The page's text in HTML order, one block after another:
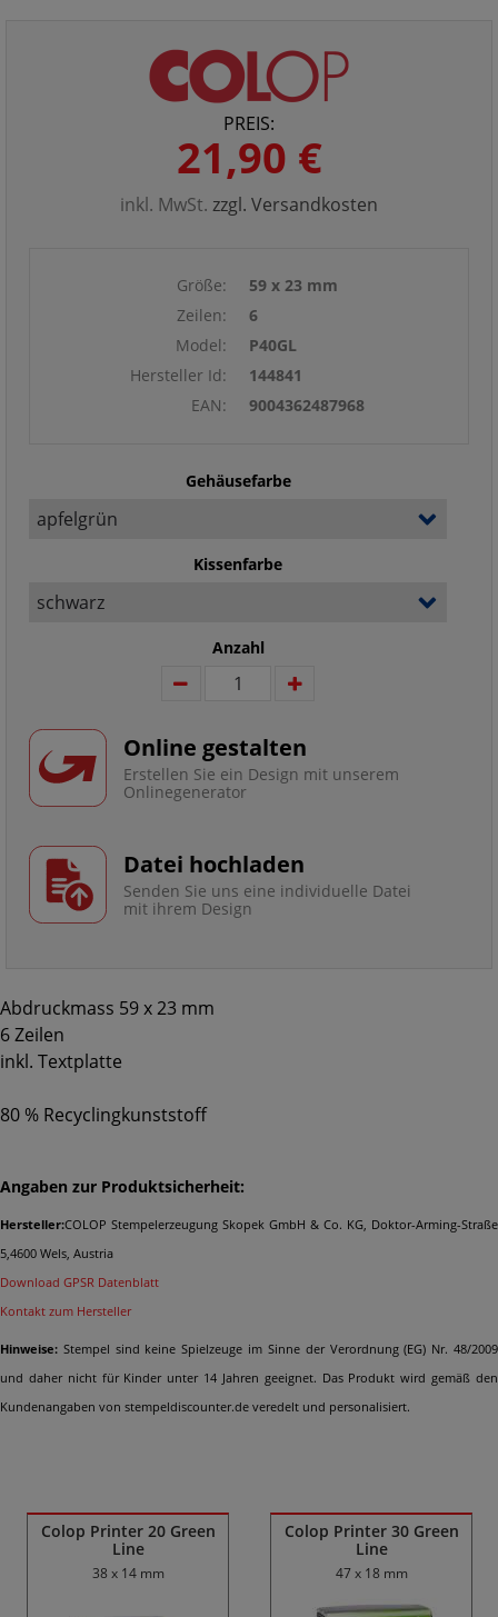
PREIS:
21,90 €
inkl. MwSt. zzgl. Versandkosten
Größe:
59 x 23 mm
Zeilen:
6
Model:
P40GL
Hersteller Id:
144841
EAN:
9004362487968
Gehäusefarbe
Kissenfarbe
Anzahl
Online gestalten
Erstellen Sie ein Design mit unserem
Onlinegenerator
Datei hochladen
Senden Sie uns eine individuelle Datei
mit ihrem Design
Abdruckmass 59 x 23 mm
6 Zeilen
inkl. Textplatte
80 % Recyclingkunststoff
Angaben zur Produktsicherheit:
Hersteller:COLOP Stempelerzeugung Skopek GmbH & Co. KG, Doktor-Arming-Straße
5,4600 Wels, Austria
Download GPSR Datenblatt
Kontakt zum Hersteller
Hinweise: Stempel sind keine Spielzeuge im Sinne der Verordnung (EG) Nr. 48/2009
und daher nicht für Kinder unter 14 Jahren geeignet. Das Produkt wird gemäß den
Kundenangaben von stempeldiscounter.de veredelt und personalisiert.
Colop Printer 20 Green
Line
38 x 14 mm
Colop Printer 30 Green
Line
47 x 18 mm